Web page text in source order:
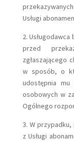
Usługi
2.
przed
zgłaszającego
w sposób, o
udostępnia
osobowych w
Ogólnego
3. W przypadku,
z Usługi